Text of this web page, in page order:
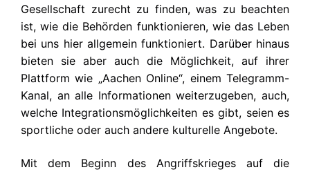
Gesellschaft zurecht zu finden, was zu beachten
ist, wie die Behörden funktionieren, wie das Leben
bei uns hier allgemein funktioniert. Darüber hinaus
bieten sie aber auch die Möglichkeit, auf ihrer
Plattform wie „Aachen Online“, einem Telegramm-
Kanal, an alle Informationen weiterzugeben, auch,
welche Integrationsmöglichkeiten es gibt, seien es
sportliche oder auch andere kulturelle Angebote.
Mit dem Beginn des Angriffskrieges auf die